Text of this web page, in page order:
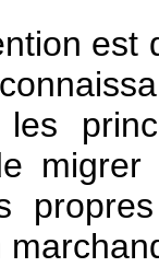
est
les